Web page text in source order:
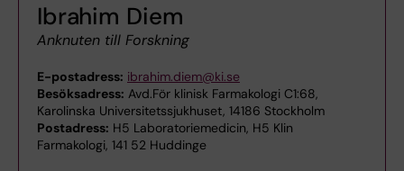
Ibrahim Diem
Anknuten till Forskning
E-postadress: ibrahim.diem@ki.se
Besöksadress: Avd.För klinisk Farmakologi C1:68,
Karolinska Universitetssjukhuset, 14186 Stockholm
Postadress: H5 Laboratoriemedicin, H5 Klin
Farmakologi, 141 52 Huddinge